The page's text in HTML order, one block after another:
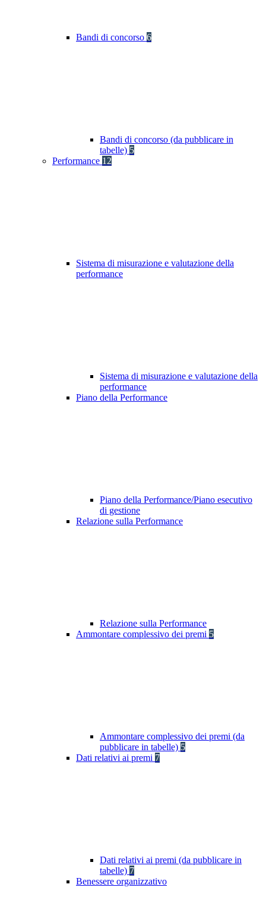
Bandi di concorso 6
Bandi di concorso (da pubblicare in
tabelle) 5
Performance 12
Sistema di misurazione e valutazione della
performance
Sistema di misurazione e valutazione della
performance
Piano della Performance
Piano della Performance/Piano esecutivo
di gestione
Relazione sulla Performance
Relazione sulla Performance
Ammontare complessivo dei premi 5
Ammontare complessivo dei premi (da
pubblicare in tabelle) 5
Dati relativi ai premi 7
Dati relativi ai premi (da pubblicare in
tabelle) 7
Benessere organizzativo